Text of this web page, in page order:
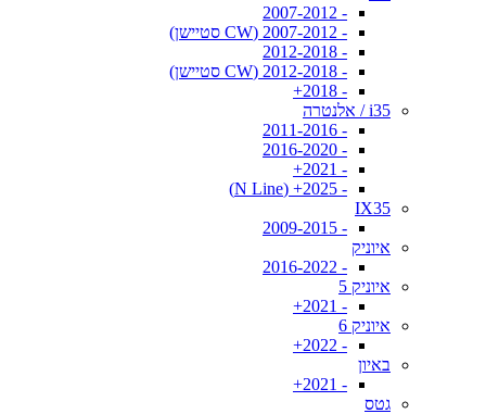
- 2007-2012
- 2007-2012 (CW סטיישן)
- 2012-2018
- 2012-2018 (CW סטיישן)
- 2018+
i35 / אלנטרה
- 2011-2016
- 2016-2020
- 2021+
- 2025+ (N Line)
IX35
- 2009-2015
איוניק
- 2016-2022
איוניק 5
- 2021+
איוניק 6
- 2022+
באיון
- 2021+
גטס